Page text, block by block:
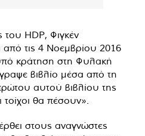
HDP, Φιγκέν
από τις 4 Νοεμβρίου 2016
κράτηση στη Φυλακή
βιβλίο μέσα από τη
αυτού βιβλίου της
τοίχοι θα πέσουν».
στους αναγνώστες